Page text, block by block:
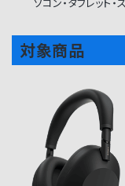
対象商品